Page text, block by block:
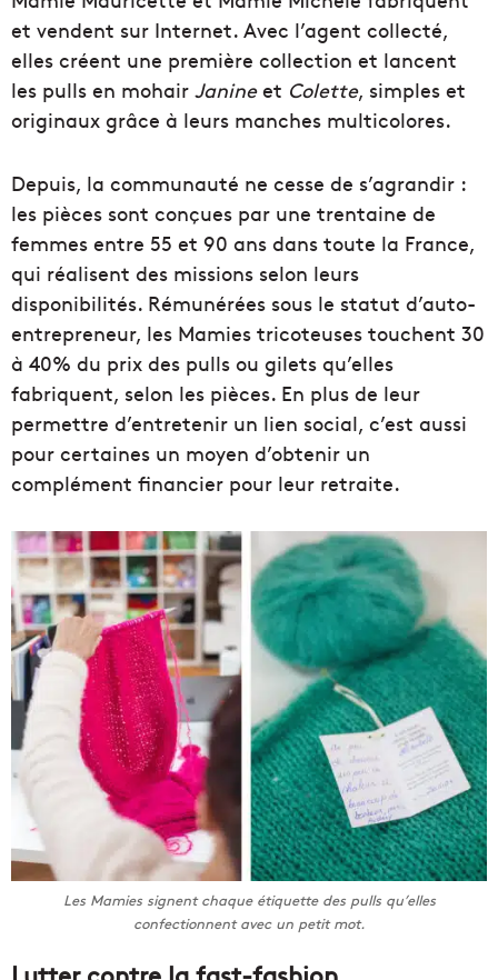
et vendent sur Internet. Avec l’agent collecté,
elles créent une première collection et lancent
les pulls en mohair Janineet Colette, simples et
originaux grâce à leurs manches multicolores.
Depuis, la communauté ne cesse de s’agrandir :
les pièces sont conçues par une trentaine de
femmes entre 55 et 90 ans dans toute la France,
qui réalisent des missions selon leurs
disponibilités. Rémunérées sous le statut d’auto-
entrepreneur, les Mamies tricoteuses touchent 30
à 40% du prix des pulls ou gilets qu’elles
fabriquent, selon les pièces. En plus de leur
permettre d’entretenir un lien social, c’est aussi
pour certaines un moyen d’obtenir un
complément financier pour leur retraite.
Les Mamies signent chaque étiquette des pulls qu’elles
confectionnent avec un petit mot.